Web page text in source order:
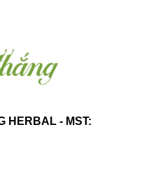
HERBAL - MST: